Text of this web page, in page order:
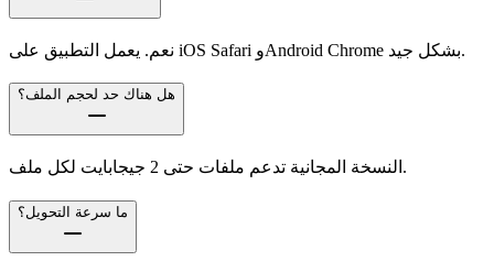
نعم. يعمل التطبيق على iOS Safari وAndroid Chrome بشكل جيد.
هل هناك حد لحجم الملف؟
النسخة المجانية تدعم ملفات حتى 2 جيجابايت لكل ملف.
ما سرعة التحويل؟